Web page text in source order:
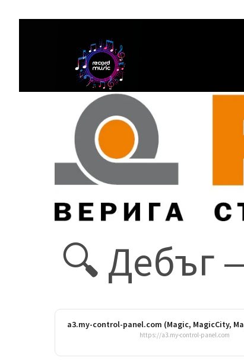
🔍 Дебъг
a3.my-control-panel.com (Magic, MagicCity,
https://a3.my-control-panel.com